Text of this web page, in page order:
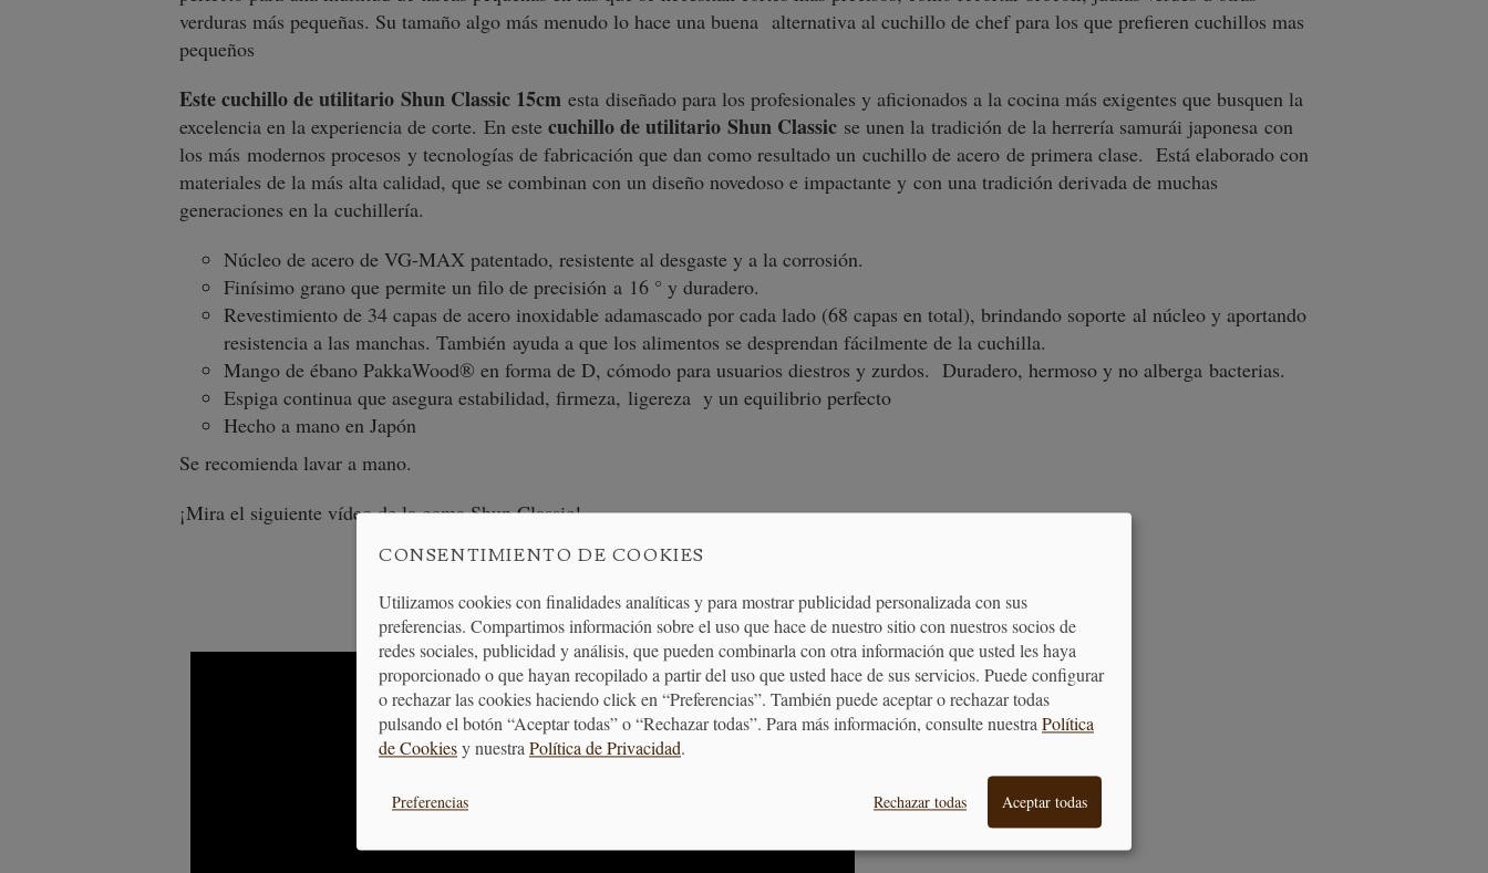
verduras más pequeñas. Su tamaño algo más menudo lo hace una buena alternativa al cuchillo de chef para los que prefieren cuchillos mas
pequeños
Este cuchillo de utilitario Shun Classic 15cm esta diseñado para los profesionales y aficionados a la cocina más exigentes que busquen la
excelencia en la experiencia de corte. En este cuchillo de utilitario Shun Classic se unen la tradición de la herrería samurái japonesa con
los más modernos procesos y tecnologías de fabricación que dan como resultado un cuchillo de acero de primera clase. Está elaborado con
materiales de la más alta calidad, que se combinan con un diseño novedoso e impactante y con una tradición derivada de muchas
generaciones en la cuchillería.
Núcleo de acero de VG-MAX patentado, resistente al desgaste y a la corrosión.
Finísimo grano que permite un filo de precisión a 16 ° y duradero.
Revestimiento de 34 capas de acero inoxidable adamascado por cada lado (68 capas en total), brindando soporte al núcleo y aportando
resistencia a las manchas. También ayuda a que los alimentos se desprendan fácilmente de la cuchilla.
Mango de ébano PakkaWood® en forma de D, cómodo para usuarios diestros y zurdos. Duradero, hermoso y no alberga bacterias.
Espiga continua que asegura estabilidad, firmeza, ligereza y un equilibrio perfecto
Hecho a mano en Japón
Se recomienda lavar a mano.
¡Mira el siguiente vídeo de la gama Shun Classic!
CONSENTIMIENTO DE COOKIES
Utilizamos cookies con finalidades analíticas y para mostrar publicidad personalizada con sus
preferencias. Compartimos información sobre el uso que hace de nuestro sitio con nuestros socios de
redes sociales, publicidad y análisis, que pueden combinarla con otra información que usted les haya
proporcionado o que hayan recopilado a partir del uso que usted hace de sus servicios. Puede configurar
o rechazar las cookies haciendo click en “Preferencias”. También puede aceptar o rechazar todas
pulsando el botón “Aceptar todas” o “Rechazar todas”. Para más información, consulte nuestra Política
de Cookiesy nuestra Política de Privacidad.
Preferencias Rechazar todas Aceptar todas